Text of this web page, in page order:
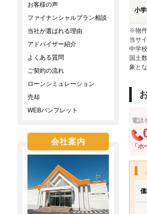
小
※物件
当サ
中学
国土
象と
電話
「
お客様の声
ファイナンシャルプラン相談
当社が選ばれる理由
アドバイザー紹介
よくある質問
ご契約の流れ
ローンシミュレーション
売却
WEBパンフレット
会社案内